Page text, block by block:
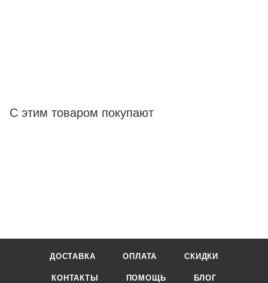
С этим товаром покупают
ДОСТАВКА ОПЛАТА СКИДКИ
КОНТАКТЫ ПОМОЩЬ БЛОГ